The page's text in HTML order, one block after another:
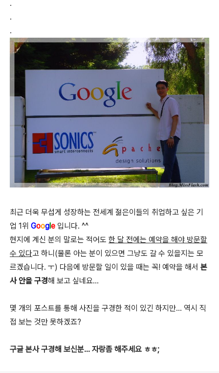
.
.
.
최근 더욱 무섭게 성장하는 전세계 젊은이들의 취업하고 싶은 기
업 1위 Google 입니다. ^^
현지에 계신 분의 말로는 적어도 한 달 전에는 예약을 해야 방문할
수 있다고 하니(물론 아는 분이 있으면 그냥도 갈 수 있을지는 모
르겠습니다. ㅜ) 다음에 방문할 일이 있을 때는 꼭! 예약을 해서 본
사 안을 구경해 보고 싶네요...
몇 개의 포스트를 통해 사진을 구경한 적이 있긴 하지만... 역시 직
접 보는 것만 못하겠죠?
구글 본사 구경해 보신분... 자랑좀 해주세요 ㅎㅎ;